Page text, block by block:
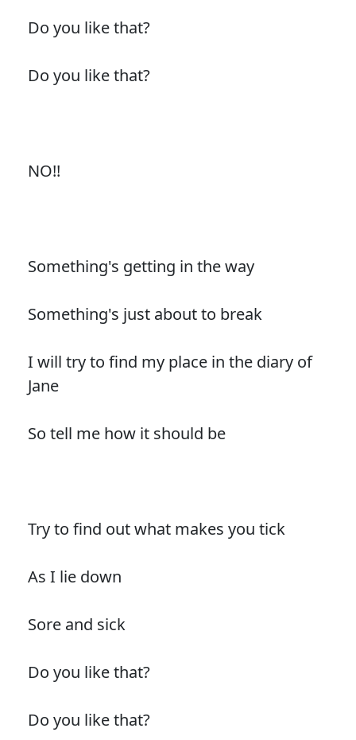
Do you like that?
Do you like that?
NO!!
Something's getting in the way
Something's just about to break
I will try to find my place in the diary of
Jane
So tell me how it should be
Try to find out what makes you tick
As I lie down
Sore and sick
Do you like that?
Do you like that?